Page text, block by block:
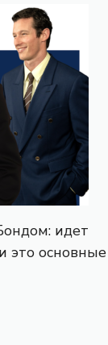
идет
это основные